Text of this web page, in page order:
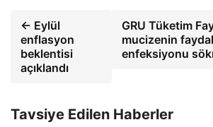
← Eylül
enflasyon
beklentisi
açıklandı
GRU Tüketim
mucizenin
enfeksiyonu
Tavsiye Edilen Haberler